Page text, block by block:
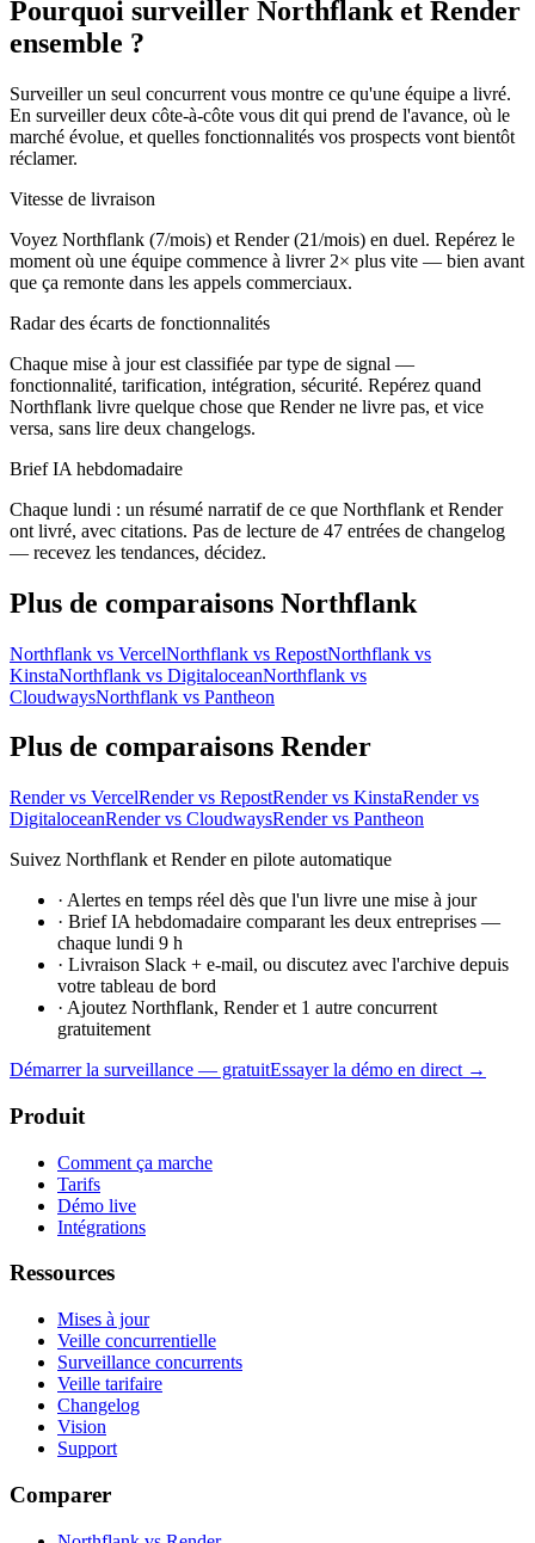
Pourquoi surveiller Northflank et Render
ensemble ?
Surveiller un seul concurrent vous montre ce qu'une équipe a livré.
En surveiller deux côte-à-côte vous dit qui prend de l'avance, où le
marché évolue, et quelles fonctionnalités vos prospects vont bientôt
réclamer.
Vitesse de livraison
Voyez Northflank (7/mois) et Render (21/mois) en duel. Repérez le
moment où une équipe commence à livrer 2× plus vite — bien avant
que ça remonte dans les appels commerciaux.
Radar des écarts de fonctionnalités
Chaque mise à jour est classifiée par type de signal —
fonctionnalité, tarification, intégration, sécurité. Repérez quand
Northflank livre quelque chose que Render ne livre pas, et vice
versa, sans lire deux changelogs.
Brief IA hebdomadaire
Chaque lundi : un résumé narratif de ce que Northflank et Render
ont livré, avec citations. Pas de lecture de 47 entrées de changelog
— recevez les tendances, décidez.
Plus de comparaisons Northflank
Northflank vs VercelNorthflank vs RepostNorthflank vs
KinstaNorthflank vs DigitaloceanNorthflank vs
CloudwaysNorthflank vs Pantheon
Plus de comparaisons Render
Render vs VercelRender vs RepostRender vs KinstaRender vs
DigitaloceanRender vs CloudwaysRender vs Pantheon
Suivez Northflank et Render en pilote automatique
· Alertes en temps réel dès que l'un livre une mise à jour
· Brief IA hebdomadaire comparant les deux entreprises —
chaque lundi 9 h
· Livraison Slack + e-mail, ou discutez avec l'archive depuis
votre tableau de bord
· Ajoutez Northflank, Render et 1 autre concurrent
gratuitement
Démarrer la surveillance — gratuitEssayer la démo en direct →
Produit
Comment ça marche
Tarifs
Démo live
Intégrations
Ressources
Mises à jour
Veille concurrentielle
Surveillance concurrents
Veille tarifaire
Changelog
Vision
Support
Comparer